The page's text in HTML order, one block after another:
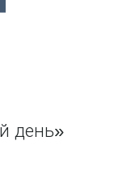
день»